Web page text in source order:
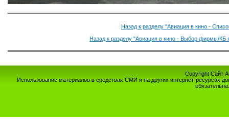
Назад к разделу "Авиация в кино -
Назад к разделу "Авиация в кино - Выбор фирмы/КБ
Copyright Сайт
Использование материалов в средствах СМИ и на других интернет-ресурсах
обязательна.